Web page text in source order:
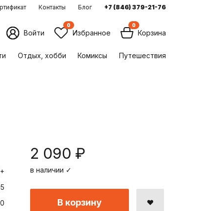
Контакты Блог +7 (846) 379-21-76
Войти
0
Избранное
0
Корзина
Отдых, хобби Комиксы Путешествия
2 090 ₽
в наличии ✓
В корзину